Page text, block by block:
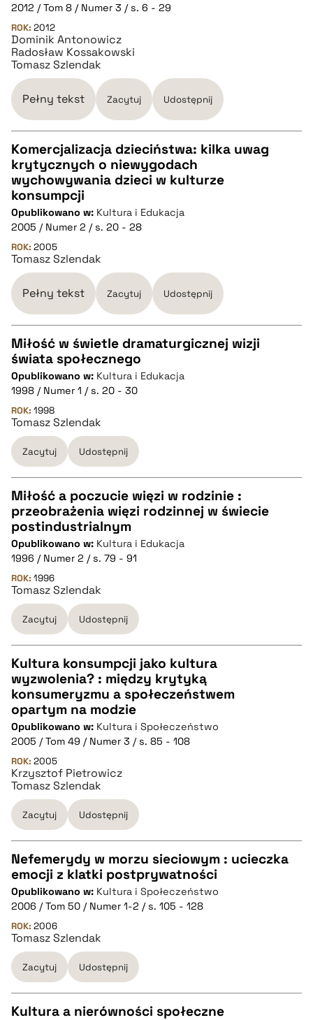
pobierz cytat
BIBTEX
pobierz cytat
2012 / Tom 8 / Numer 3 / s. 6 - 29
ROK: 2012
Dominik Antonowicz
Radosław Kossakowski
Tomasz Szlendak
Pełny tekst Zacytuj Udostępnij
CZYSTY TEKST
pobierz cytat
BIBTEX
pobierz cytat
Komercjalizacja dzieciństwa: kilka uwag
krytycznych o niewygodach
wychowywania dzieci w kulturze
konsumpcji
Opublikowano w: Kultura i Edukacja
2005 / Numer 2 / s. 20 - 28
ROK: 2005
Tomasz Szlendak
Pełny tekst Zacytuj Udostępnij
CZYSTY TEKST
pobierz cytat
BIBTEX
pobierz cytat
Miłość w świetle dramaturgicznej wizji
świata społecznego
Opublikowano w: Kultura i Edukacja
1998 / Numer 1 / s. 20 - 30
ROK: 1998
Tomasz Szlendak
Zacytuj Udostępnij
CZYSTY TEKST
pobierz cytat
BIBTEX
pobierz cytat
Miłość a poczucie więzi w rodzinie :
przeobrażenia więzi rodzinnej w świecie
postindustrialnym
Opublikowano w: Kultura i Edukacja
1996 / Numer 2 / s. 79 - 91
ROK: 1996
Tomasz Szlendak
Zacytuj Udostępnij
CZYSTY TEKST
pobierz cytat
BIBTEX
pobierz cytat
Kultura konsumpcji jako kultura
wyzwolenia? : między krytyką
konsumeryzmu a społeczeństwem
opartym na modzie
Opublikowano w: Kultura i Społeczeństwo
2005 / Tom 49 / Numer 3 / s. 85 - 108
ROK: 2005
Krzysztof Pietrowicz
Tomasz Szlendak
Zacytuj Udostępnij
CZYSTY TEKST
pobierz cytat
BIBTEX
pobierz cytat
Nefemerydy w morzu sieciowym : ucieczka
emocji z klatki postprywatności
Opublikowano w: Kultura i Społeczeństwo
2006 / Tom 50 / Numer 1-2 / s. 105 - 128
ROK: 2006
Tomasz Szlendak
Zacytuj Udostępnij
Kultura a nierówności społeczne